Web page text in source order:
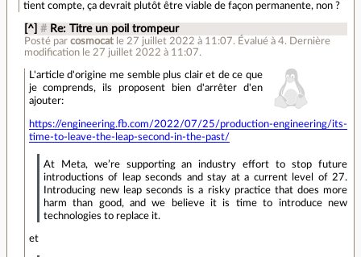
tient compte, ça devrait plutôt être viable de façon permanente, non ?
[^] # Re: Titre un poil trompeur
Posté par cosmocat le 27 juillet 2022 à 11:07. Évalué à 4. Dernière
modification le 27 juillet 2022 à 11:07.
L'article d'origine me semble plus clair et de ce que
je comprends, ils proposent bien d'arrêter d'en
ajouter:
https://engineering.fb.com/2022/07/25/production-engineering/its-
time-to-leave-the-leap-second-in-the-past/
At Meta, we’re supporting an industry effort to stop future
introductions of leap seconds and stay at a current level of 27.
Introducing new leap seconds is a risky practice that does more
harm than good, and we believe it is time to introduce new
technologies to replace it.
et